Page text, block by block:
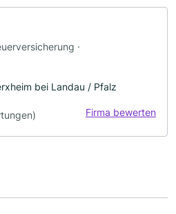
·
bei Landau / Pfalz
Firma bewerten